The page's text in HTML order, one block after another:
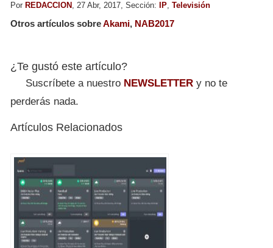
Por REDACCION , 27 Abr, 2017, Sección: IP, Televisión
Otros artículos sobreAkami, NAB2017
¿Te gustó este artículo?
Suscríbete a nuestro NEWSLETTER y no te
perderás nada.
Artículos Relacionados